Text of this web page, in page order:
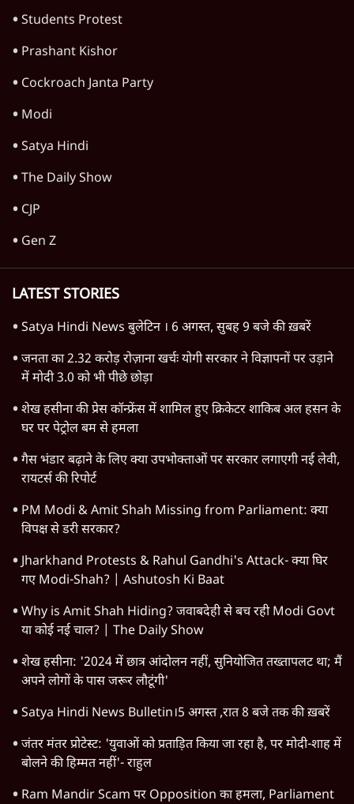
Students Protest
Prashant Kishor
Cockroach Janta Party
Modi
Satya Hindi
The Daily Show
CJP
Gen Z
LATEST STORIES
Satya Hindi News बुलेटिन । 6 अगस्त, सुबह 9 बजे की ख़बरें
जनता का 2.32 करोड़ रोज़ाना खर्चः योगी सरकार ने विज्ञापनों पर उड़ाने
में मोदी 3.0 को भी पीछे छोड़ा
शेख हसीना की प्रेस कॉन्फ्रेंस में शामिल हुए क्रिकेटर शाकिब अल हसन के
घर पर पेट्रोल बम से हमला
गैस भंडार बढ़ाने के लिए क्या उपभोक्ताओं पर सरकार लगाएगी नई लेवी,
रायटर्स की रिपोर्ट
PM Modi & Amit Shah Missing from Parliament: क्या
विपक्ष से डरी सरकार?
Jharkhand Protests & Rahul Gandhi's Attack- क्या घिर
गए Modi-Shah? | Ashutosh Ki Baat
Why is Amit Shah Hiding? जवाबदेही से बच रही Modi Govt
या कोई नई चाल? | The Daily Show
शेख हसीना: '2024 में छात्र आंदोलन नहीं, सुनियोजित तख्तापलट था; मैं
अपने लोगों के पास जरूर लौटूंगी'
Satya Hindi News Bulletin।5 अगस्त ,रात 8 बजे तक की ख़बरें
जंतर मंतर प्रोटेस्ट: 'युवाओं को प्रताड़ित किया जा रहा है, पर मोदी-शाह में
बोलने की हिम्मत नहीं'- राहुल
Ram Mandir Scam पर Opposition का हमला, Parliament